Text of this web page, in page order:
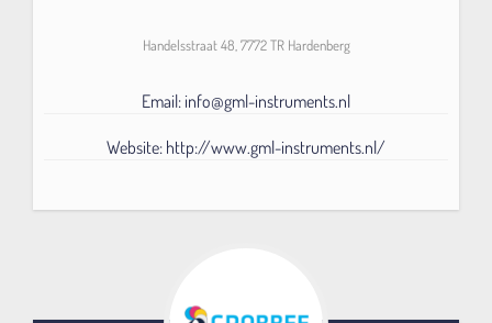
Handelsstraat 48, 7772 TR Hardenberg
Email: info@gml-instruments.nl
Website: http://www.gml-instruments.nl/